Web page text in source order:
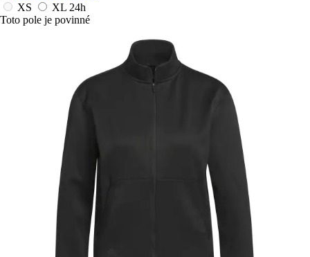
XS
XL 24h
Toto pole je povinné